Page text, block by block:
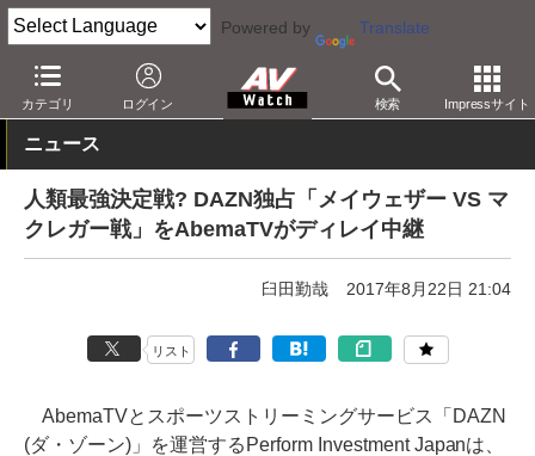
Powered by Translate
カテゴリ ログイン 検索 Impressサイト
AV Watch コンテンツ・サービス 映像配信 DAZN
ニュース
人類最強決定戦? DAZN独占「メイウェザー VS マ
クレガー戦」をAbemaTVがディレイ中継
臼田勤哉 2017年8月22日 21:04
リスト
AbemaTVとスポーツストリーミングサービス「DAZN
(ダ・ゾーン)」を運営するPerform Investment Japanは、